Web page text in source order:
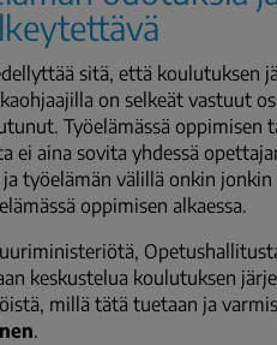
sitä, että koulutuksen
on selkeät vastuut
Työelämässä oppimisen
ei aina sovita yhdessä
työelämän välillä onkin
oppimisen alkaessa.
keskustelua koulutuksen
millä tätä tuetaan ja
.